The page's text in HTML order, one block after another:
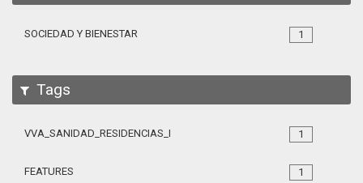
1
SOCIEDAD Y BIENESTAR
Tags
1
VVA_SANIDAD_RESIDENCIAS_MAYORES_105
1
FEATURES